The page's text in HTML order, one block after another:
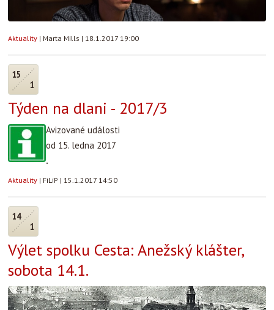
Aktuality | Marta Mills | 18.1.2017 19:00
15
1
Týden na dlani - 2017/3
Avizované události
od 15. ledna 2017
.
Aktuality | FiLiP | 15.1.2017 14:50
14
1
Výlet spolku Cesta: Anežský klášter,
sobota 14.1.